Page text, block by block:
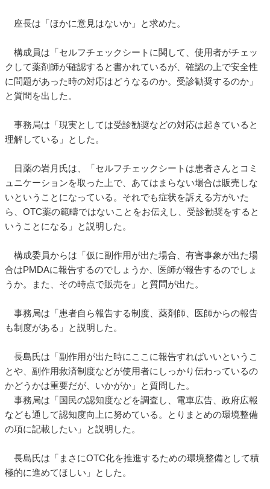
座長は「ほかに意見はないか」と求めた。
構成員は「セルフチェックシートに関して、使用者がチェッ
クして薬剤師が確認すると書かれているが、確認の上で安全性
に問題があった時の対応はどうなるのか。受診勧奨するのか」
と質問を出した。
事務局は「現実としては受診勧奨などの対応は起きていると
理解している」とした。
日薬の岩月氏は、「セルフチェックシートは患者さんとコミ
ュニケーションを取った上で、あてはまらない場合は販売しな
いということになっている。それでも症状を訴える方がいた
ら、OTC薬の範疇ではないことをお伝えし、受診勧奨をすると
いうことになる」と説明した。
構成委員からは「仮に副作用が出た場合、有害事象が出た場
合はPMDAに報告するのでしょうか、医師が報告するのでしょ
うか。また、その時点で販売を」と質問が出た。
事務局は「患者自ら報告する制度、薬剤師、医師からの報告
も制度がある」と説明した。
長島氏は「副作用が出た時にここに報告すればいいというこ
とや、副作用救済制度などが使用者にしっかり伝わっているの
かどうかは重要だが、いかがか」と質問した。
事務局は「国民の認知度などを調査し、電車広告、政府広報
なども通して認知度向上に努めている。とりまとめの環境整備
の項に記載したい」と説明した。
長島氏は「まさにOTC化を推進するための環境整備として積
極的に進めてほしい」とした。